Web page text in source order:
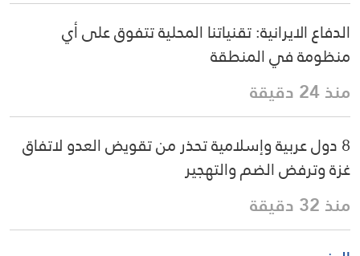
الدفاع الايرانية: تقنياتنا المحلية تتفوق على أي
منظومة في المنطقة
منذ 24 دقيقة
8 دول عربية وإسلامية تحذر من تقويض العدو لاتفاق
غزة وترفض الضم والتهجير
منذ 32 دقيقة